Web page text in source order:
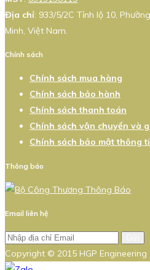
Địa chỉ: 933/5/2C Tỉnh lộ 10,
Minh, Việt Nam.
Chính sách
Chính sách mua hàng
Chính sách bảo hành
Chính sách thanh toán
Chính sách vận chuyển và
Chính sách bảo mật thông
Thông báo
Email liên hệ
Copyright © 2015 HGP Engineering